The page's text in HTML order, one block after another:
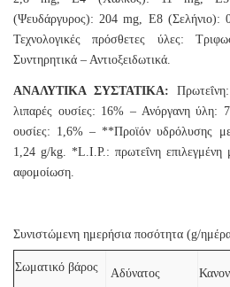
(Ψευδάργυρος): 204 mg, E8
Τεχνολογικές πρόσθετες ύλες:
Συντηρητικά – Αντιοξειδωτικά.
ΑΝΑΛΥΤΙΚΑ ΣΥΣΤΑΤΙΚΑ:
λιπαρές ουσίες: 16% – Ανόργανη ύλη:
ουσίες: 1,6% – **Προϊόν υδρόλυσης
1,24 g/kg. *L.I.P.: πρωτεΐνη
αφομοίωση.
Συνιστώμενη ημερήσια ποσότητα (g/
Σωματικό βάρος Αδύνατος